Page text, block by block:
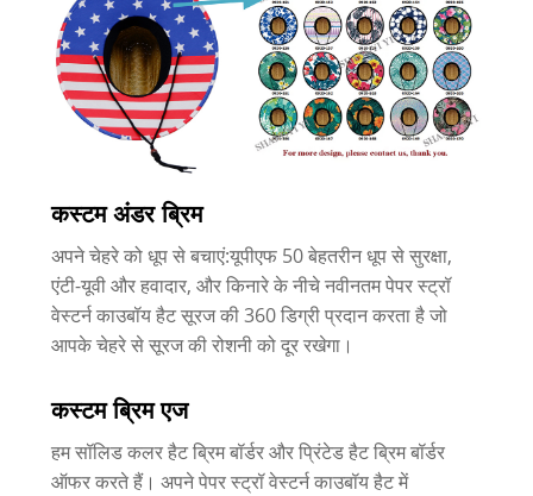
कस्टम अंडर ब्रिम
अपने चेहरे को धूप से बचाएं:यूपीएफ 50 बेहतरीन धूप से सुरक्षा,
एंटी-यूवी और हवादार, और किनारे के नीचे नवीनतम पेपर स्ट्रॉ
वेस्टर्न काउबॉय हैट सूरज की 360 डिग्री प्रदान करता है जो
आपके चेहरे से सूरज की रोशनी को दूर रखेगा।
कस्टम ब्रिम एज
हम सॉलिड कलर हैट ब्रिम बॉर्डर और प्रिंटेड हैट ब्रिम बॉर्डर
ऑफर करते हैं। अपने पेपर स्ट्रॉ वेस्टर्न काउबॉय हैट में